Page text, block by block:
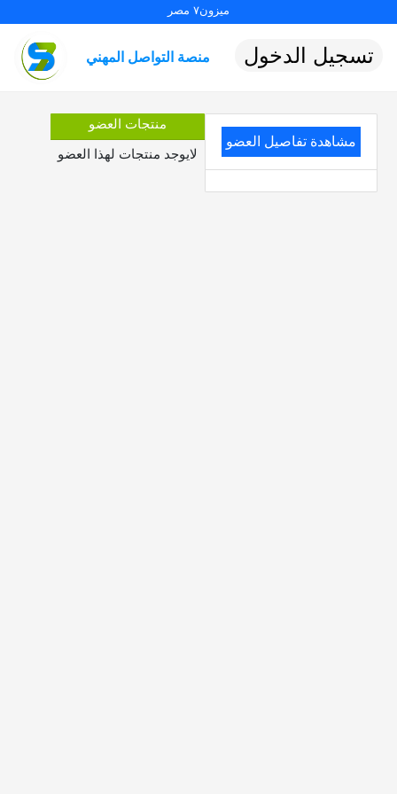
ميزون٧ مصر
منصة التواصل المهني تسجيل الدخول
مشاهدة تفاصيل العضو
منتجات العضو
لايوجد منتجات لهذا العضو